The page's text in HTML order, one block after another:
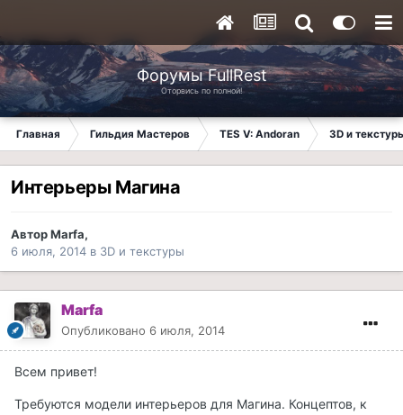
Форумы FullRest
Оторвись по полной!
Главная Гильдия Мастеров TES V: Andoran 3D и
Интерьеры Магина
АвторMarfa,
6 июля, 2014 в 3D и текстуры
Marfa
Опубликовано 6 июля, 2014
Всем привет!
Требуются модели интерьеров для Магина. Концептов, к